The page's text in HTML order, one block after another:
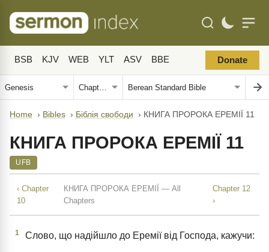
BSB KJV WEB YLT ASV BBE Donate
Home › Bibles › Біблія свободи › КНИГА ПРОРОКА ЕРЕМІЇ 11
КНИГА ПРОРОКА ЕРЕМІЇ 11
UFB
‹ Chapter
10
КНИГА ПРОРОКА ЕРЕМІЇ — All
Chapters
Chapter 12
›
1 Слово, що надійшло до Еремії від Господа, кажучи: